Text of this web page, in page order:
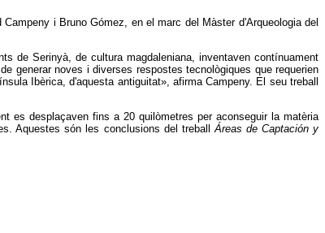
i Bruno Gómez, en el marc del Màster d'Arqueologia del
de Serinyà, de cultura magdaleniana, inventaven contínuament
generar noves i diverses respostes tecnològiques que requerien
Ibèrica, d'aquesta antiguitat», afirma Campeny. El seu treball
es desplaçaven fins a 20 quilòmetres per aconseguir la matèria
Aquestes són les conclusions del treballÁreas de Captación y